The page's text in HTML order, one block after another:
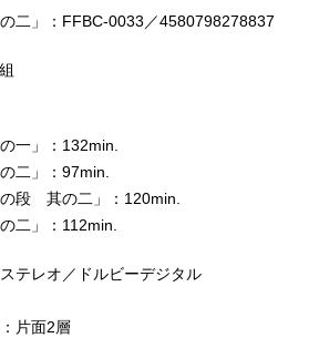
二」：FFBC-0033／4580798278837
一」：132min.
二」：97min.
の段 其の二」：120min.
二」：112min.
テレオ／ドルビーデジタル
片面2層